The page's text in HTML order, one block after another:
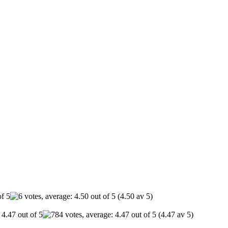
(4.50 av 5)
(4.47 av 5)